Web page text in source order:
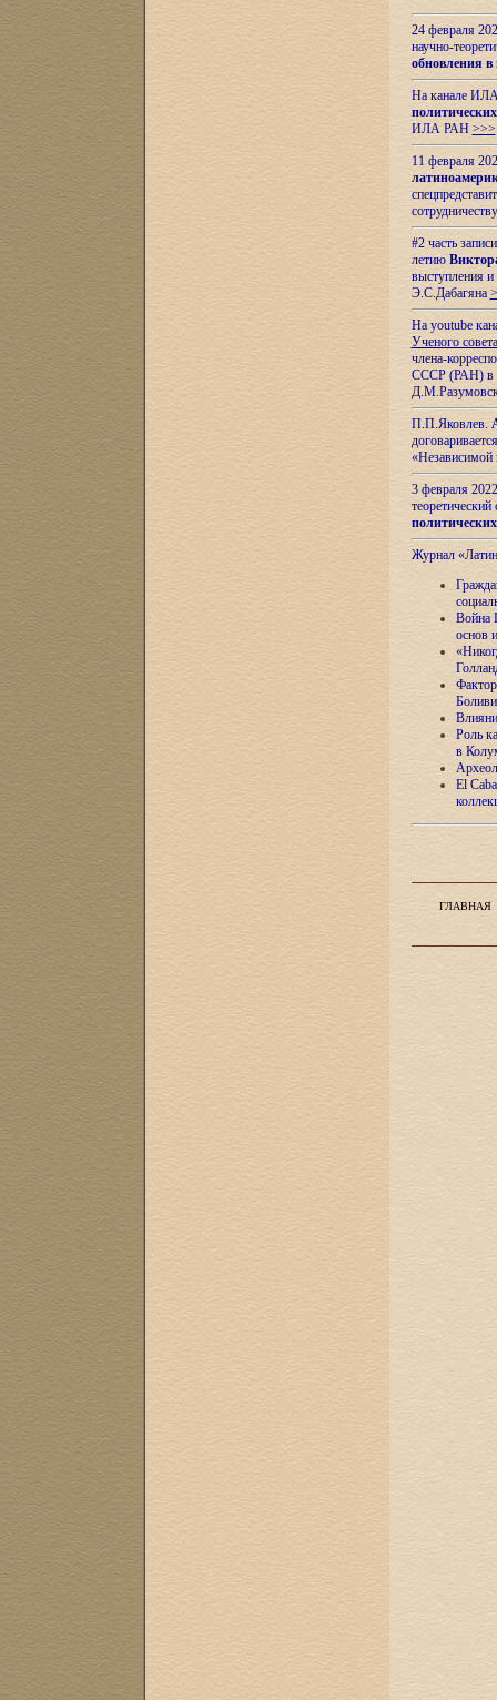
24 февраля
научно-
обновления в
На канале
ИЛА РАН >>>
11 февраля
#2 часть
летию
выступления
Э.С.Дабагяна
На youtube
Ученого
члена-
СССР (РАН) в
П.П.Яковлев.
«Независимой
3 февраля
теоретический
Журнал
Война
основ
Роль
в
El
ГЛАВНАЯ